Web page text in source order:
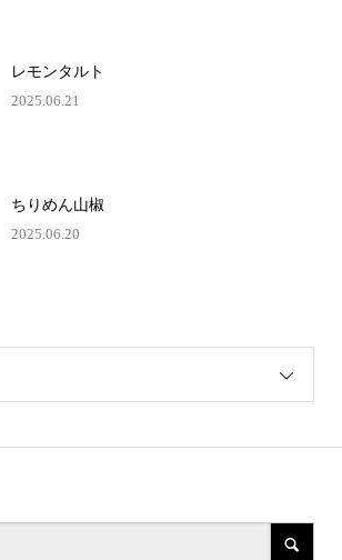
レモンタルト
2025.06.21
ちりめん山椒
2025.06.20